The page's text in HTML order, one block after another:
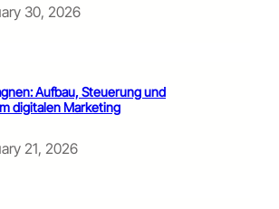
30, 2026
Aufbau, Steuerung und
digitalen Marketing
21, 2026